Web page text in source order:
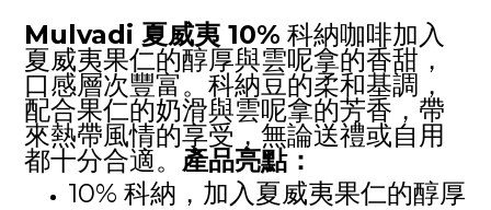
Mulvadi 夏威夷 10% 科納咖啡加入
夏威夷果仁的醇厚與雲呢拿的香甜，
口感層次豐富。科納豆的柔和基調，
配合果仁的奶滑與雲呢拿的芳香，帶
來熱帶風情的享受，無論送禮或自用
都十分合適。 產品亮點：
10% 科納， 加入夏威夷果仁的醇厚